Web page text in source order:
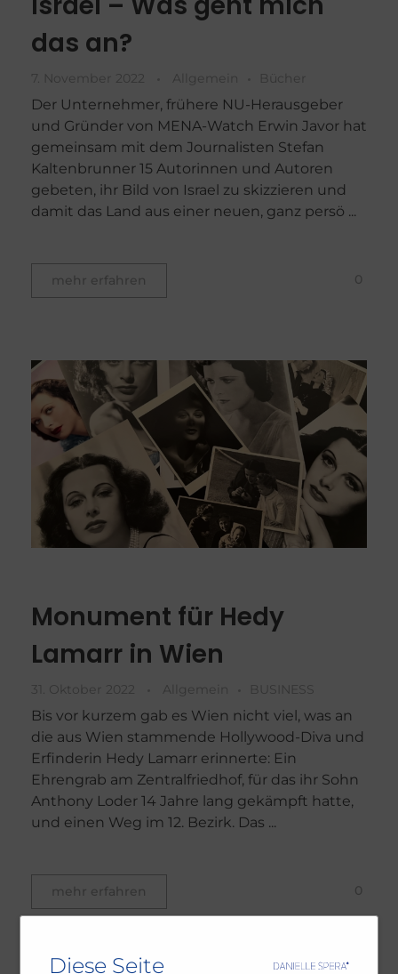
das an?
7. November 2022 Allgemein Bücher
Der Unternehmer, frühere NU-Herausgeber
und Gründer von MENA-Watch Erwin Javor hat
gemeinsam mit dem Journalisten Stefan
Kaltenbrunner 15 Autorinnen und Autoren
gebeten, ihr Bild von Israel zu skizzieren und
damit das Land aus einer neuen, ganz persö ...
mehr erfahren 0
Monument für Hedy
Lamarr in Wien
31. Oktober 2022 Allgemein BUSINESS
Bis vor kurzem gab es Wien nicht viel, was an
die aus Wien stammende Hollywood-Diva und
Erfinderin Hedy Lamarr erinnerte: Ein
Ehrengrab am Zentralfriedhof, für das ihr Sohn
Anthony Loder 14 Jahre lang gekämpft hatte,
und einen Weg im 12. Bezirk. Das ...
mehr erfahren 0
Diese Seite